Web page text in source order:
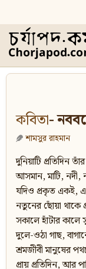
কবিতা-
শামসুর রাহমান
দুনিয়াটি প্রতিদিন
আসমান, মাটি, নদী,
যদিও প্রকৃত একই,
নতুনের ছোঁয়া থাকে
সকালে হাঁটার কালে
দুলে-ওঠা গাছ,
শ্রমজীবী মানুষের
প্রায় প্রতিদিন, আর